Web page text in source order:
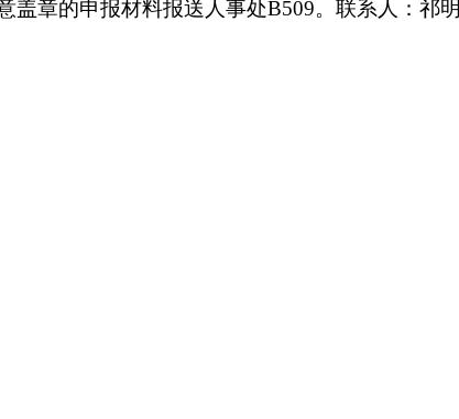
盖章的申报材料报送人事处B509。联系人：祁明